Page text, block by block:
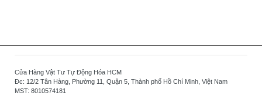
Cửa Hàng Vật Tư Tự Động Hóa HCM
Đc: 12/2 Tân Hàng, Phường 11, Quận 5, Thành phố Hồ Chí Minh, Việt Nam
MST: 8010574181